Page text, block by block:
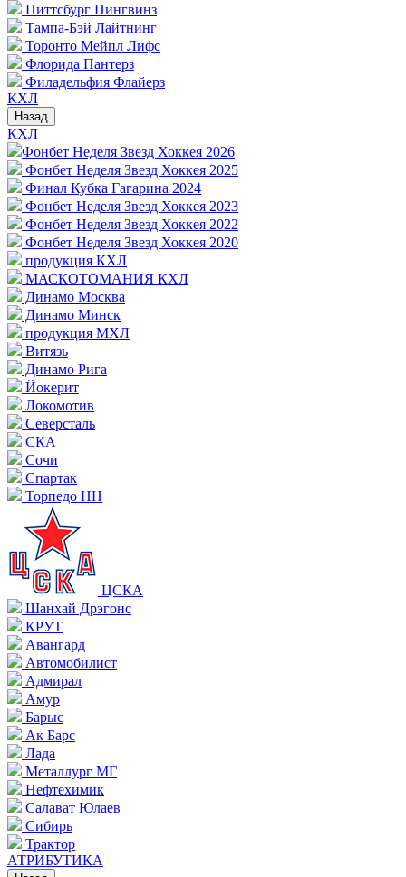
Питтсбург Пингвинз
Тампа-Бэй Лайтнинг
Торонто Мейпл Лифс
Флорида Пантерз
Филадельфия Флайерз
КХЛ
Назад
КХЛ
Фонбет Неделя Звезд Хоккея 2026
Фонбет Неделя Звезд Хоккея 2025
Финал Кубка Гагарина 2024
Фонбет Неделя Звезд Хоккея 2023
Фонбет Неделя Звезд Хоккея 2022
Фонбет Неделя Звезд Хоккея 2020
продукция КХЛ
МАСКОТОМАНИЯ КХЛ
Динамо Москва
Динамо Минск
продукция МХЛ
Витязь
Динамо Рига
Йокерит
Локомотив
Северсталь
СКА
Сочи
Спартак
Торпедо НН
ЦСКА
Шанхай Дрэгонс
КРУТ
Авангард
Автомобилист
Адмирал
Амур
Барыс
Ак Барс
Лада
Металлург МГ
Нефтехимик
Салават Юлаев
Сибирь
Трактор
АТРИБУТИКА